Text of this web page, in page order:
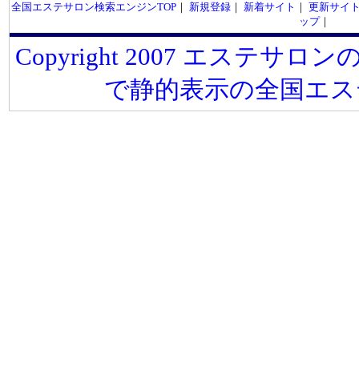
全国エステサロン検索エンジンTOP｜ 新規登録｜ 新着サイト ｜ 更新サイ
ップ｜
Copyright 2007 エステサロン
で静的表示の全国エ